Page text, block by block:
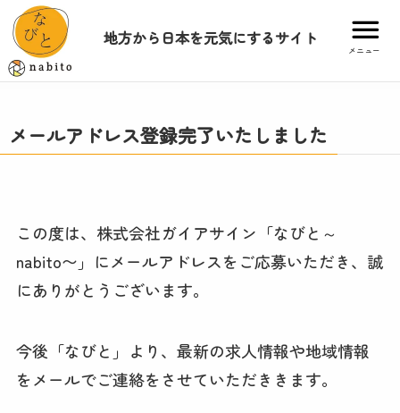
地方から日本を元気にするサイト
メニュー
メールアドレス登録完了いたしました
この度は、株式会社ガイアサイン「なびと～
nabito〜」にメールアドレスをご応募いただき、誠
にありがとうございます。
今後「なびと」より、最新の求人情報や地域情報
をメールでご連絡をさせていただききます。